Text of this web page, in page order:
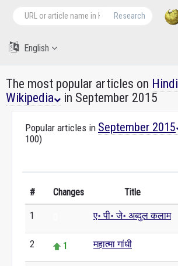
Research
English
The most popular articles on Hindi
Wikipedia
in September 2015
Popular articles in September 2015
100)
# Changes Title
1 ए॰ पी॰ जे॰ अब्दुल कलाम
2 1 महात्मा गांधी